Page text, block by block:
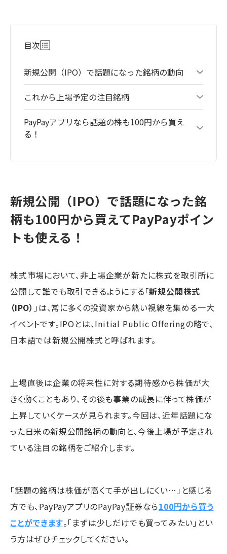
目次
新規公開（IPO）で話題になった銘柄の動向
これから上場予定の注目銘柄
PayPayアプリなら話題の株も100円から買え
る！
新規公開（IPO）で話題になった銘
柄も100円から買えてPayPayポイン
トも使える！
株式市場において、非上場企業が新たに株式を取引所に
公開して誰でも取引できるようにする「新規公開株式
（IPO） 」は、常に多くの投資家から熱い視線を集める一大
イベントです。IPOとは、Initial Public Offeringの略で、
日本語では新規公開株式と呼ばれます。
上場直後は企業の将来性に対する期待感から株価が大
きく動くこともあり、その後も事業の成長に伴って株価が
上昇していくケースが見られます。今回は、近年話題にな
った日米の新規公開銘柄の動向と、今後上場が予定され
ている注目の銘柄をご紹介します。
「話題の銘柄は株価が高くて手が出しにくい…」と感じる
方でも、PayPayアプリのPayPay証券なら100円から買う
ことができます。「まずは少しだけでも買ってみたい」とい
う方はぜひチェックしてください。